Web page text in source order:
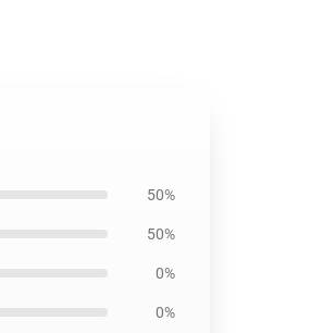
50%
50%
0%
0%